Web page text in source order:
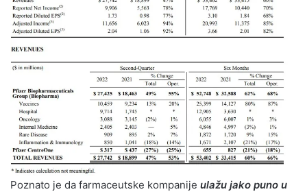
Poznato je da farmaceutske kompanije ulažu jako puno u